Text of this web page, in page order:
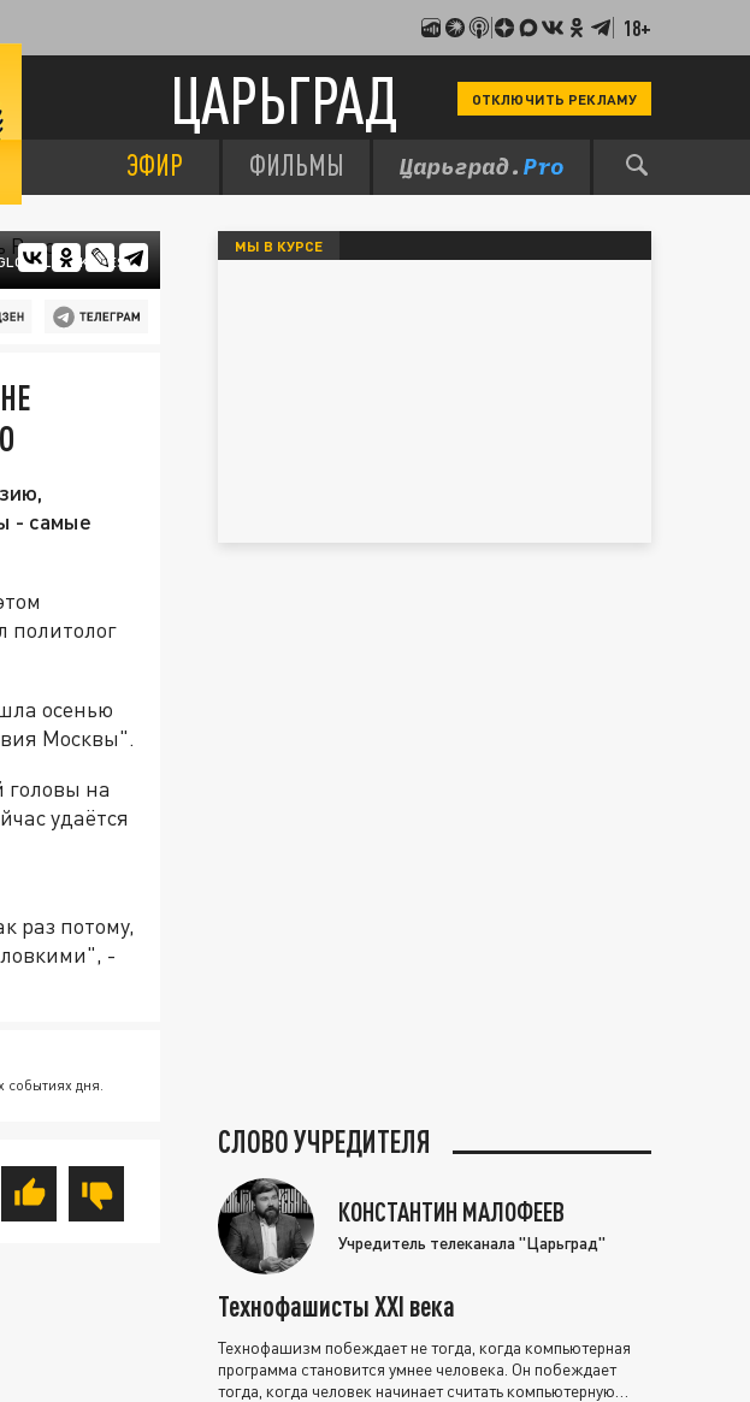
18+
ЦАРЬГРАД ОТКЛЮЧИТЬ РЕКЛАМУ
ЭФИР ФИЛЬМЫ
- самые
политолог
осенью
Москвы".
головы на
удаётся
раз потому,
-
событиях дня.
МЫ В КУРСЕ
СЛОВО УЧРЕДИТЕЛЯ
КОНСТАНТИН МАЛОФЕЕВ
Учредитель телеканала "Царьград"
Технофашисты XXI века
Технофашизм побеждает не тогда, когда компьютерная
программа становится умнее человека. Он побеждает
тогда, когда человек начинает считать компьютерную